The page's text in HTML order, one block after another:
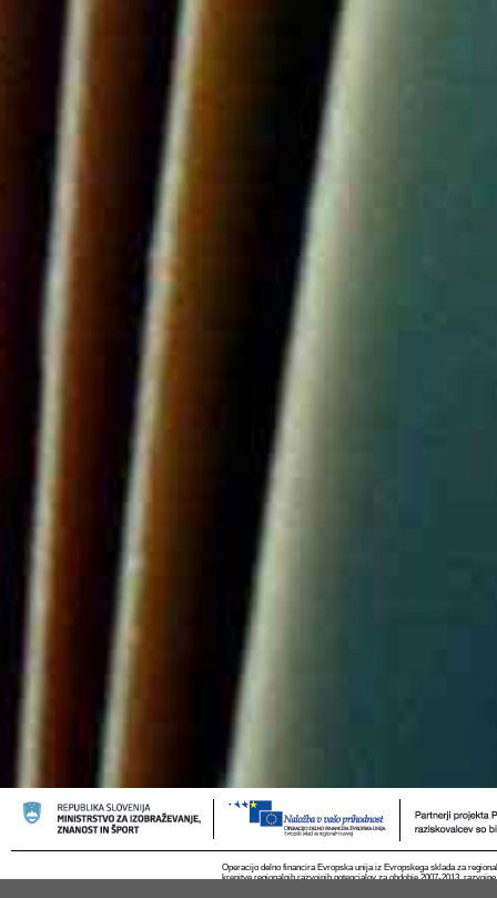
Operacijo delno financira Evropska unija iz Evropskega sklada za
krepitve regionalnih razvojnih potencialov za obdobje 2007-2013,